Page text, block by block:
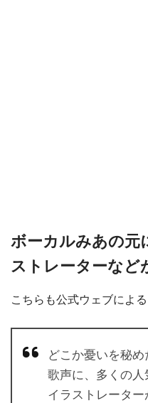
ボーカルみあの元
ストレーターなど
こちらも公式ウェブによる
どこか憂いを秘
歌声に、多くの
イラストレータ